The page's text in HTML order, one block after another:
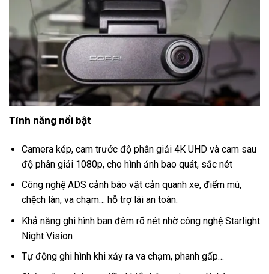
Tính năng nổi bật
Camera kép, cam trước độ phân giải 4K UHD và cam sau
độ phân giải 1080p, cho hình ảnh bao quát, sắc nét
Công nghệ ADS cảnh báo vật cản quanh xe, điểm mù,
chệch làn, va chạm… hỗ trợ lái an toàn.
Khả năng ghi hình ban đêm rõ nét nhờ công nghệ Starlight
Night Vision
Tự động ghi hình khi xảy ra va chạm, phanh gấp…